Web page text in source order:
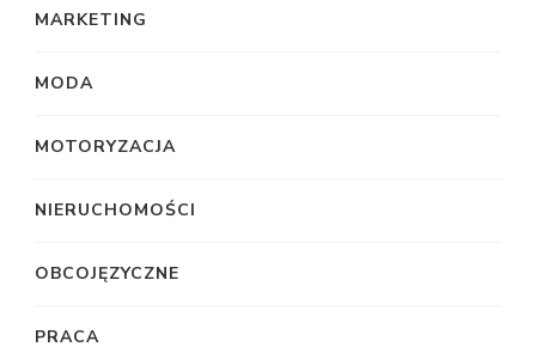
MARKETING
MODA
MOTORYZACJA
NIERUCHOMOŚCI
OBCOJĘZYCZNE
PRACA